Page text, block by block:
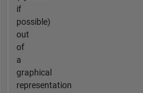
if
possible)
out
of
a
graphical
representation